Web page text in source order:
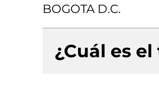
BOGOTA D.C.
¿Cuál es